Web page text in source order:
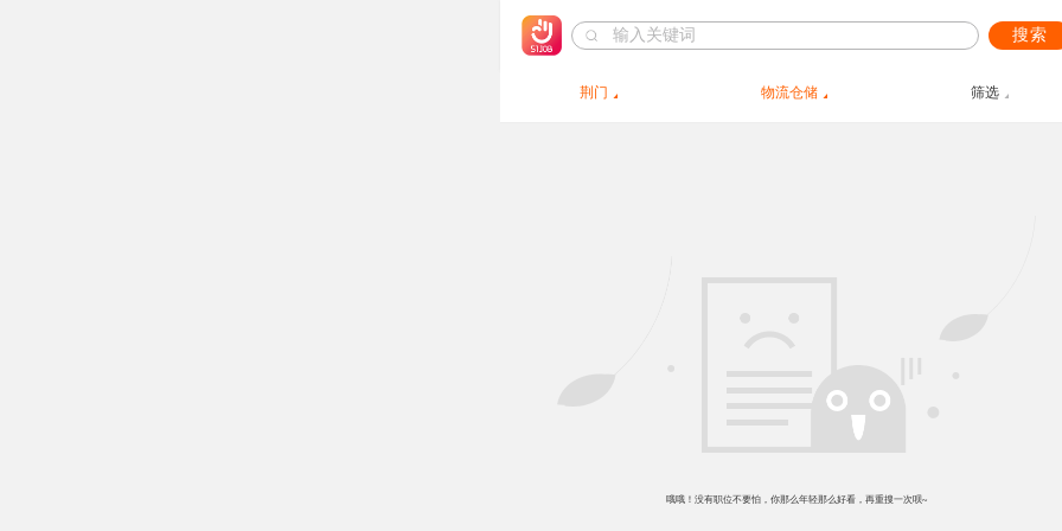
搜索
荆门 物流仓储 筛选
哦哦！没有职位不要怕，你那么年轻那么好看，再重搜一次呗~